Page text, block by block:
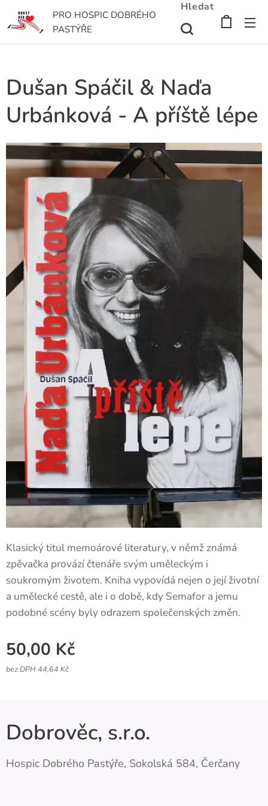
PRO HOSPIC DOBRÉHO
PASTÝŘE
Hledat
Dušan Spáčil & Naďa
Urbánková - A příště lépe
Klasický titul memoárové literatury, v němž známá
zpěvačka provází čtenáře svým uměleckým i
soukromým životem. Kniha vypovídá nejen o její životní
a umělecké cestě, ale i o době, kdy Semafor a jemu
podobné scény byly odrazem společenských změn.
50,00 Kč
bez DPH 44,64 Kč
Dobrověc, s.r.o.
Hospic Dobrého Pastýře, Sokolská 584, Čerčany